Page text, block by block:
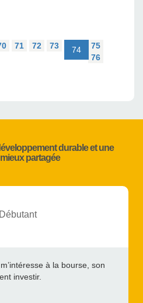
71 72 73 74
75
76
durable et une
partagée
à la bourse, son
investir.